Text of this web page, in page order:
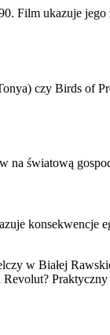
Film ukazuje jego
czy Birds of
na światową
konsekwencje
w Białej
Revolut?